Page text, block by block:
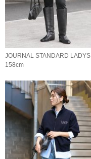
JOURNAL STANDARD LADYS
158cm